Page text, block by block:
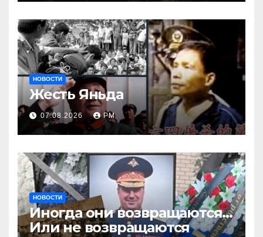
НОВОСТИ
Жесть Яньда
07.08.2026 РМ
НОВОСТИ
Иногда они возвращаются…
Или не возвращаются